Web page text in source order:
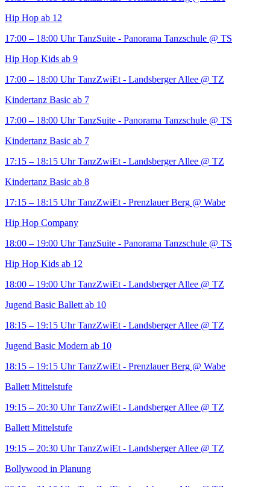
Hip Hop ab 12
17:00 – 18:00 Uhr TanzSuite - Panorama Tanzschule @ TS
Hip Hop Kids ab 9
17:00 – 18:00 Uhr TanzZwiEt - Landsberger Allee @ TZ
Kindertanz Basic ab 7
17:00 – 18:00 Uhr TanzSuite - Panorama Tanzschule @ TS
Kindertanz Basic ab 7
17:15 – 18:15 Uhr TanzZwiEt - Landsberger Allee @ TZ
Kindertanz Basic ab 8
17:15 – 18:15 Uhr TanzZwiEt - Prenzlauer Berg @ Wabe
Hip Hop Company
18:00 – 19:00 Uhr TanzSuite - Panorama Tanzschule @ TS
Hip Hop Kids ab 12
18:00 – 19:00 Uhr TanzZwiEt - Landsberger Allee @ TZ
Jugend Basic Ballett ab 10
18:15 – 19:15 Uhr TanzZwiEt - Landsberger Allee @ TZ
Jugend Basic Modern ab 10
18:15 – 19:15 Uhr TanzZwiEt - Prenzlauer Berg @ Wabe
Ballett Mittelstufe
19:15 – 20:30 Uhr TanzZwiEt - Landsberger Allee @ TZ
Ballett Mittelstufe
19:15 – 20:30 Uhr TanzZwiEt - Landsberger Allee @ TZ
Bollywood in Planung